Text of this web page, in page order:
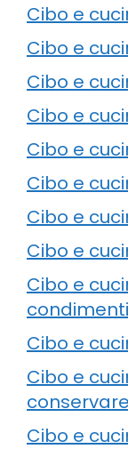
Cibo e
Cibo e
Cibo e
Cibo e
Cibo e
Cibo e
Cibo e
Cibo e
Cibo e
condimenti
Cibo e
Cibo e
conservare
Cibo e